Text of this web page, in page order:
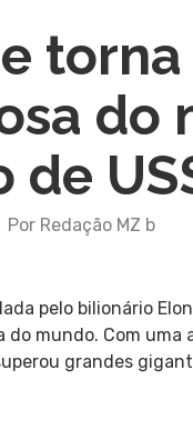
do
de
Por Redação MZ b
pelo bilionário
do mundo. Com
grandes